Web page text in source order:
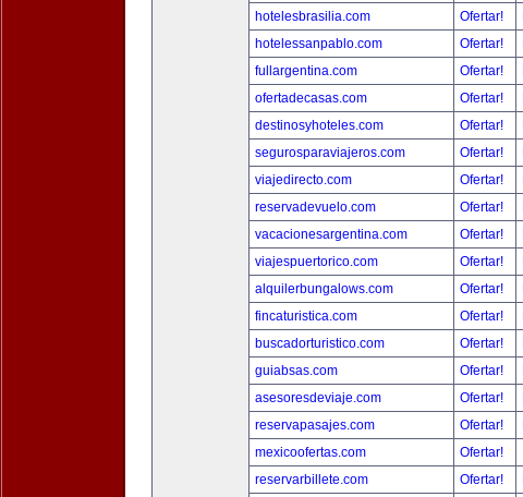
hotelesbrasilia.com
Ofertar!
hotelessanpablo.com
Ofertar!
fullargentina.com
Ofertar!
ofertadecasas.com
Ofertar!
destinosyhoteles.com
Ofertar!
segurosparaviajeros.com
Ofertar!
viajedirecto.com
Ofertar!
reservadevuelo.com
Ofertar!
vacacionesargentina.com
Ofertar!
viajespuertorico.com
Ofertar!
alquilerbungalows.com
Ofertar!
fincaturistica.com
Ofertar!
buscadorturistico.com
Ofertar!
guiabsas.com
Ofertar!
asesoresdeviaje.com
Ofertar!
reservapasajes.com
Ofertar!
mexicoofertas.com
Ofertar!
reservarbillete.com
Ofertar!